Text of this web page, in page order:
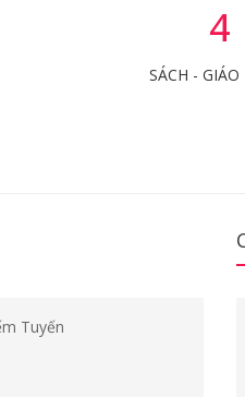
4
SÁCH - GIÁO
Tuyến